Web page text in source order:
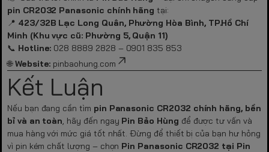
pin CR2032 Panasonic chính hãng tại:
📍 423/32B Lạc Long Quân, Phường Hòa Bình, TP.Hồ Chí
Minh (Khu vực cũ: Phường 5, Quận 11)
📞 Hotline: 028 8889 2828 – 0901 835 853
🌐Website: pinbaohung.com
Kết Luận
Nếu bạn đang cần tìm pin Panasonic CR2032 chính hãng, bền
bỉ và an toàn, hãy đến ngay Pin Bảo Hùng để được tư vấn và
mua hàng với mức giá tốt nhất. Đừng để thiết bị của bạn hư hỏng
vì pin kém chất lượng – chọn Pin Panasonic CR2032 tại Pin